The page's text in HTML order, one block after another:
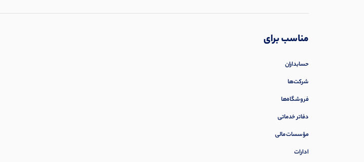
مناسب برای
حسابداران
شرکت‌ها
فروشگاه‌ها
دفاتر خدماتی
مؤسسات مالی
ادارات